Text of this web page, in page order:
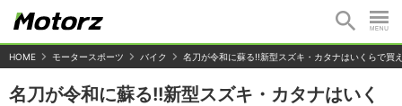
HOME モータースポーツ バイク 名刀が令和に蘇る!!新型スズキ・カタナはいくらで買
名刀が令和に蘇る!!新型スズキ・カタナはいく